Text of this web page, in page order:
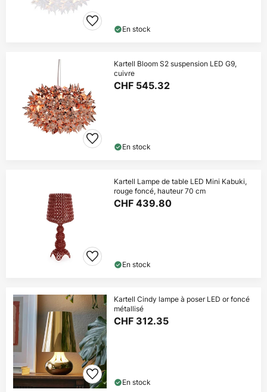
En stock
Kartell Bloom S2 suspension LED G9,
cuivre
CHF 545.32
En stock
Kartell Lampe de table LED Mini Kabuki,
rouge foncé, hauteur 70 cm
CHF 439.80
En stock
Kartell Cindy lampe à poser LED or foncé
métallisé
CHF 312.35
En stock